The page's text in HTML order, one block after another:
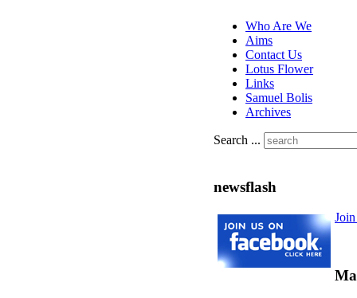
Who Are We
Aims
Contact Us
Lotus Flower
Links
Samuel Bolis
Archives
Search ...
newsflash